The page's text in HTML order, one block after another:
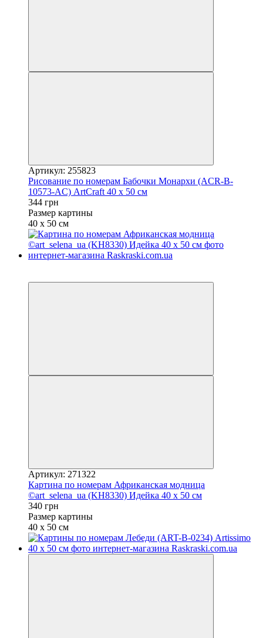
Артикул: 255823
Рисование по номерам Бабочки Монархи (ACR-B-
10573-AC) ArtCraft 40 х 50 см
344 грн
Размер картины
40 х 50 см
Артикул: 271322
Картина по номерам Африканская модница
©art_selena_ua (KH8330) Идейка 40 х 50 см
340 грн
Размер картины
40 х 50 см